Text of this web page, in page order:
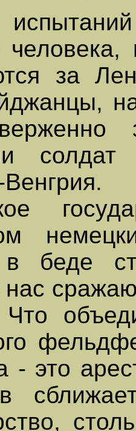
за
солдат
беде
- это